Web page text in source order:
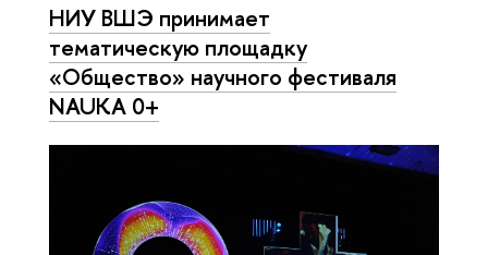
НИУ ВШЭ принимает
тематическую площадку
«Общество» научного фестиваля
NAUKA 0+